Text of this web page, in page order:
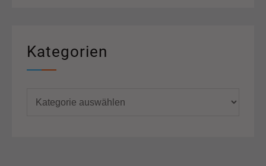
Kategorien